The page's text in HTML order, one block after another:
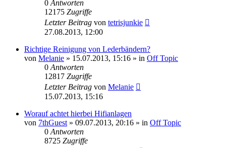
0Antworten
12175 Zugriffe
Letzter Beitrag von tetrisjunkie
27.08.2013, 12:00
Richtige Reinigung von Lederbändern?
von Melanie » 15.07.2013, 15:16 » in Off Topic
0Antworten
12817 Zugriffe
Letzter Beitrag von Melanie
15.07.2013, 15:16
Worauf achtet hierbei Hifianlagen
von 7thGuest» 09.07.2013, 20:16 » in Off Topic
0Antworten
8725 Zugriffe